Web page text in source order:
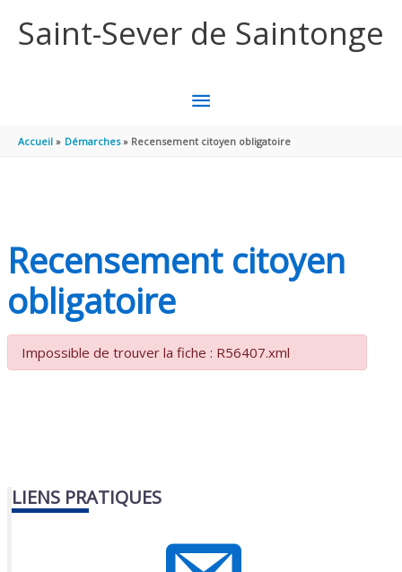
Saint-Sever de Saintonge
MENU
PRINCIPAL
Accueil Démarches Recensement citoyen obligatoire
Recensement citoyen
obligatoire
Impossible de trouver la fiche : R56407.xml
LIENS PRATIQUES